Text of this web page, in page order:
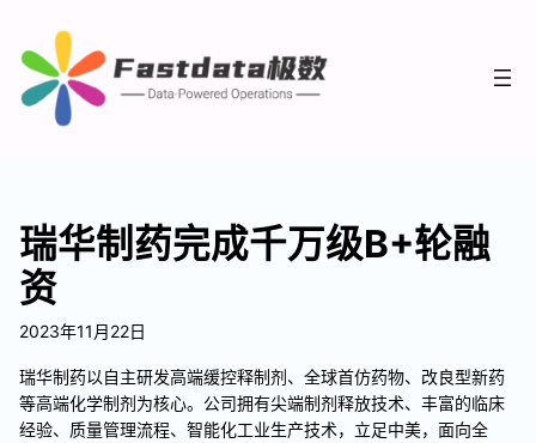
瑞华制药完成千万级B+轮融
资
2023年11月22日
瑞华制药以自主研发高端缓控释制剂、全球首仿药物、改良型新药
等高端化学制剂为核心。公司拥有尖端制剂释放技术、丰富的临床
经验、质量管理流程、智能化工业生产技术，立足中美，面向全